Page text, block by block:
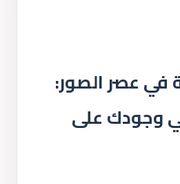
في عصر الصور:
وجودك على